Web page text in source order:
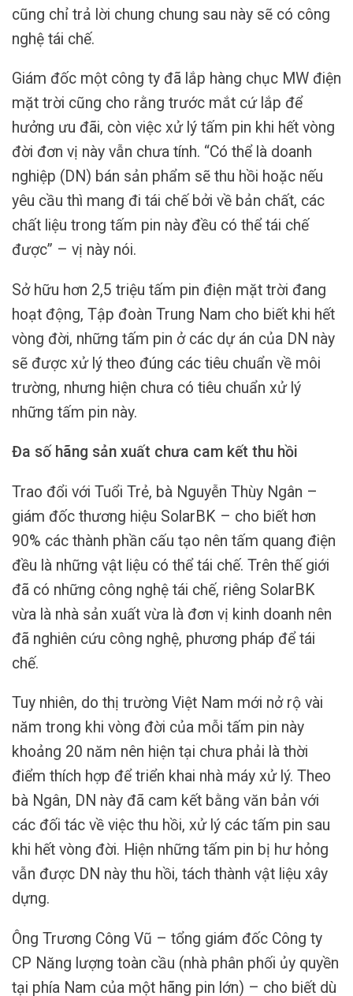
cũng chỉ trả lời chung chung sau này sẽ có công
nghệ tái chế.
Giám đốc một công ty đã lắp hàng chục MW điện
mặt trời cũng cho rằng trước mắt cứ lắp để
hưởng ưu đãi, còn việc xử lý tấm pin khi hết vòng
đời đơn vị này vẫn chưa tính. “Có thể là doanh
nghiệp (DN) bán sản phẩm sẽ thu hồi hoặc nếu
yêu cầu thì mang đi tái chế bởi về bản chất, các
chất liệu trong tấm pin này đều có thể tái chế
được” – vị này nói.
Sở hữu hơn 2,5 triệu tấm pin điện mặt trời đang
hoạt động, Tập đoàn Trung Nam cho biết khi hết
vòng đời, những tấm pin ở các dự án của DN này
sẽ được xử lý theo đúng các tiêu chuẩn về môi
trường, nhưng hiện chưa có tiêu chuẩn xử lý
những tấm pin này.
Đa số hãng sản xuất chưa cam kết thu hồi
Trao đổi với Tuổi Trẻ, bà Nguyễn Thùy Ngân –
giám đốc thương hiệu SolarBK – cho biết hơn
90% các thành phần cấu tạo nên tấm quang điện
đều là những vật liệu có thể tái chế. Trên thế giới
đã có những công nghệ tái chế, riêng SolarBK
vừa là nhà sản xuất vừa là đơn vị kinh doanh nên
đã nghiên cứu công nghệ, phương pháp để tái
chế.
Tuy nhiên, do thị trường Việt Nam mới nở rộ vài
năm trong khi vòng đời của mỗi tấm pin này
khoảng 20 năm nên hiện tại chưa phải là thời
điểm thích hợp để triển khai nhà máy xử lý. Theo
bà Ngân, DN này đã cam kết bằng văn bản với
các đối tác về việc thu hồi, xử lý các tấm pin sau
khi hết vòng đời. Hiện những tấm pin bị hư hỏng
vẫn được DN này thu hồi, tách thành vật liệu xây
dựng.
Ông Trương Công Vũ – tổng giám đốc Công ty
CP Năng lượng toàn cầu (nhà phân phối ủy quyền
tại phía Nam của một hãng pin lớn) – cho biết dù